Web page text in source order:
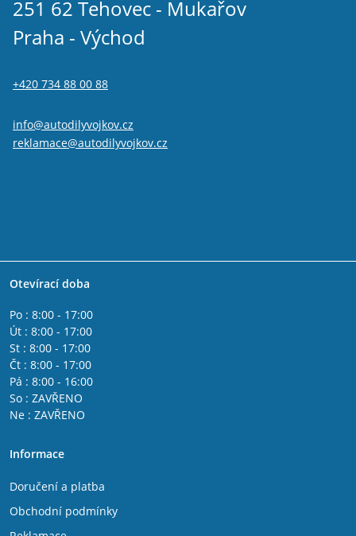
251 62 Tehovec - Mukařov
Praha - Východ
+420 734 88 00 88
info@autodilyvojkov.cz
reklamace@autodilyvojkov.cz
Otevírací doba
Po : 8:00 - 17:00
Út : 8:00 - 17:00
St : 8:00 - 17:00
Čt : 8:00 - 17:00
Pá : 8:00 - 16:00
So : ZAVŘENO
Ne : ZAVŘENO
Informace
Doručení a platba
Obchodní podmínky